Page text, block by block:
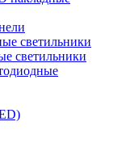
светильники
светильники